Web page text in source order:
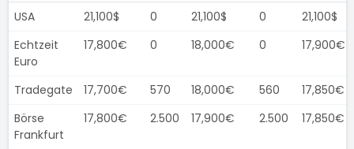
USA
21,100$ 0 21,100$ 0
21,100$
Echtzeit
Euro
17,800€ 0 18,000€ 0 17,900€
Tradegate 17,700€ 570 18,000€ 560
17,850€
Börse
Frankfurt
17,800€ 2.500 17,900€ 2.500 17,850€